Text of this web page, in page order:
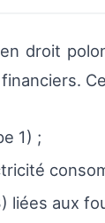
droit
1) ;
liées aux